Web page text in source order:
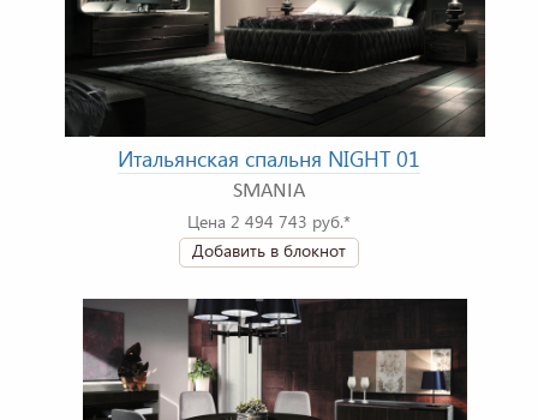
Итальянская спальня NIGHT 01
SMANIA
Цена 2 494 743 руб.*
Добавить в блокнот